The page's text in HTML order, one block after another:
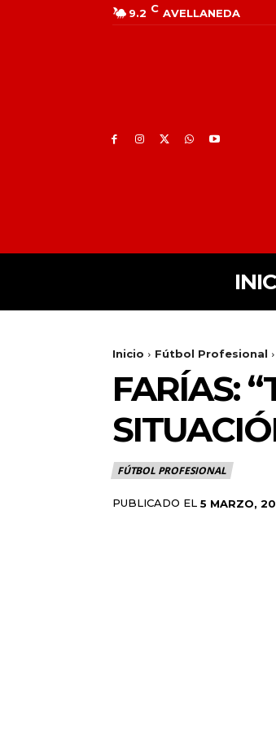
9.2 C AVELLANEDA
Inicio Fútbol Profesional
FARÍAS:
FÚTBOL PROFESIONAL
PUBLICADO EL 5 MARZO,